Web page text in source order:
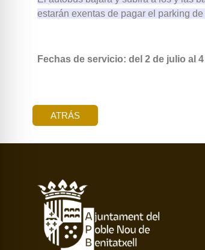
estarán exentas de pagar el parking
Fechas de servicio: del 2 de julio al
ATRÁS